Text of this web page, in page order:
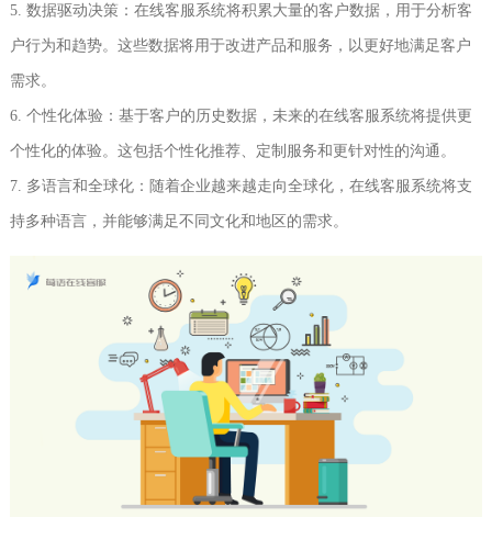
5. 数据驱动决策：在线客服系统将积累大量的客户数据，用于分析客
户行为和趋势。这些数据将用于改进产品和服务，以更好地满足客户
需求。
6. 个性化体验：基于客户的历史数据，未来的在线客服系统将提供更
个性化的体验。这包括个性化推荐、定制服务和更针对性的沟通。
7. 多语言和全球化：随着企业越来越走向全球化，在线客服系统将支
持多种语言，并能够满足不同文化和地区的需求。